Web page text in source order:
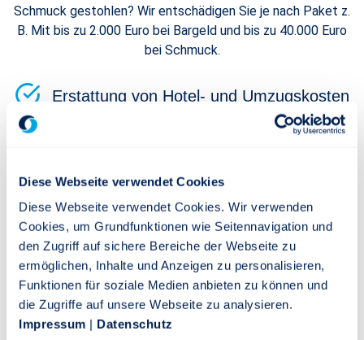
Diese Webseite verwendet Cookies
Diese Webseite verwendet Cookies. Wir verwenden
Cookies, um Grundfunktionen wie Seitennavigation und
den Zugriff auf sichere Bereiche der Webseite zu
ermöglichen, Inhalte und Anzeigen zu personalisieren,
Funktionen für soziale Medien anbieten zu können und
die Zugriffe auf unsere Webseite zu analysieren.
Impressum | Datenschutz
Schmuck gestohlen? Wir entschädigen Sie je nach Paket z.
B. Mit bis zu 2.000 Euro bei Bargeld und bis zu 40.000 Euro
bei Schmuck.
Erstattung von Hotel- und Umzugskosten
Ihr Haus oder Ihre Wohnung werden durch einen Schaden
bis 5.000 Euro.
Viele Erweiterungen für noch besseren
Schutz
Sie können Ihre Hausratversicherung erweitern und
profitieren von vielen weiteren Leistungen z.B.
Glasversicherung, ServicePLUS-Versicherung,